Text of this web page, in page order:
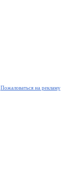
Пожаловаться на рекламу